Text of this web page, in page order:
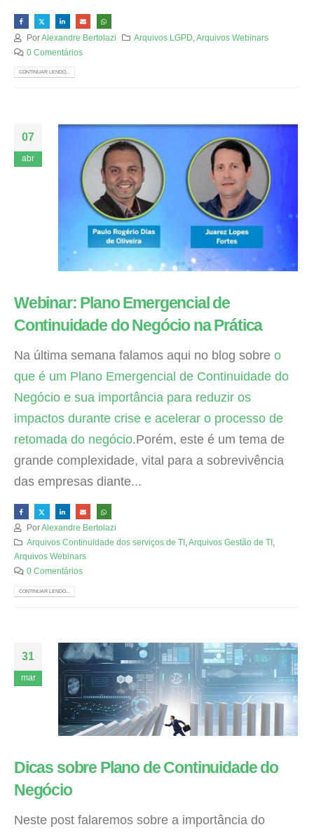
Por Alexandre Bertolazi Arquivos LGPD Arquivos Webinars
0 Comentários
CONTINUAR LENDO...
07
abr
Webinar: Plano Emergencial de
Continuidade do Negócio na Prática
Na última semana falamos aqui no blog sobre o
que é um Plano Emergencial de Continuidade do
Negócio e sua importância para reduzir os
impactos durante crise e acelerar o processo de
retomada do negócio.Porém, este é um tema de
grande complexidade, vital para a sobrevivência
das empresas diante...
PorAlexandre Bertolazi
Arquivos Continuidade dos serviços de TI
Arquivos Gestão de TI
Arquivos Webinars
0 Comentários
CONTINUAR LENDO...
31
mar
Dicas sobre Plano de Continuidade do
Negócio
Neste post falaremos sobre a importância do